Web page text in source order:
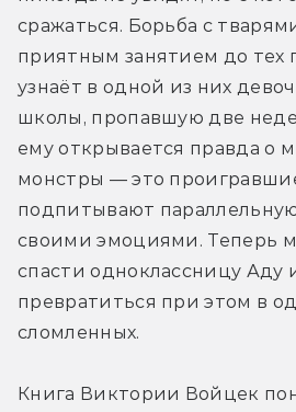
сражаться. Борьба с
приятным занятием до тех
узнаёт в одной из них
школы, пропавшую две
ему открывается правда о
монстры — это
подпитывают
своими эмоциями. Теперь
спасти одноклассницу Аду
превратиться при этом в
сломленных.
Книга Виктории Войцек